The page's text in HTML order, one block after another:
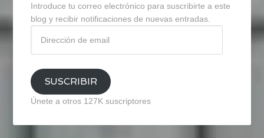
Introduce tu correo electrónico para suscribirte a este
blog y recibir notificaciones de nuevas entradas.
email
SUSCRIBIR
Únete a otros 127K suscriptores